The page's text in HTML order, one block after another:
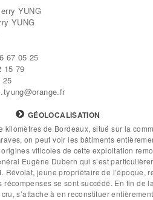
YUNG
YUNG
67 05 25
15 79
25
GÉOLOCALISATION
kilomètres de Bordeaux, situé sur la
on peut voir les bâtiments
viticoles de cette exploitation
Eugène Dubern qui s’est
Révolat, jeune propriétaire de l’époque,
récompenses se sont succédé. En fin de
s’attache à en reconstituer